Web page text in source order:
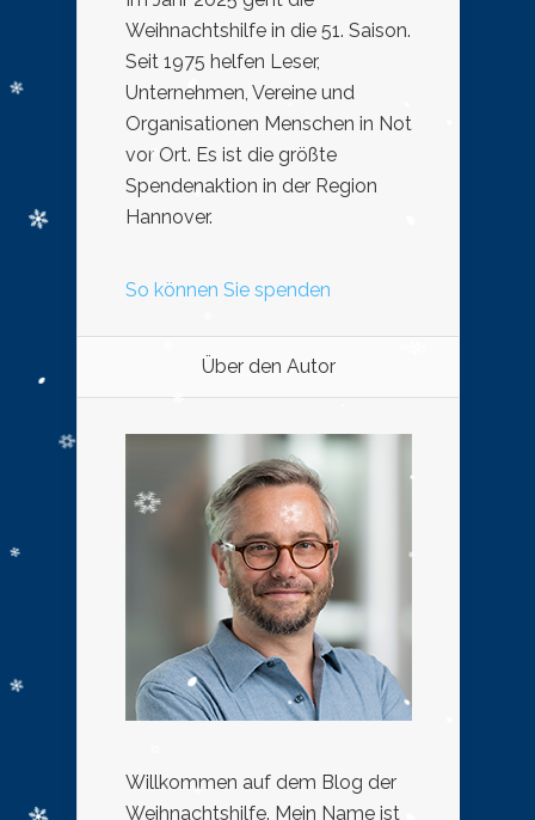
Weihnachtshilfe in die 51. Saison.
Seit 1975 helfen Leser,
Unternehmen, Vereine und
Organisationen Menschen in Not
vor Ort. Es ist die größte
Spendenaktion in der Region
Hannover.
So können Sie spenden
Über den Autor
Willkommen auf dem Blog der
Weihnachtshilfe. Mein Name ist